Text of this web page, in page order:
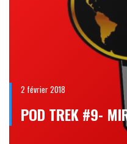
2 février 2018
POD TREK #9-